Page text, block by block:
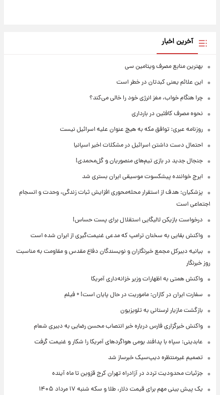
آخرین اخبار
بهترین منابع مصرف ویتامین سی
این علائم یعنی کبدتان در خطر است
چرا هنگام خواب، مغز انرژی خود را خالی می‌کند؟
نحوه مصرف کافئین در بارداری
روزنامه عبری: توافق مکه به هیچ عنوان علیه اسرائیل نیست
احتمال دست داشتن اسرائیل در مشکلات اخیر اسپانیا
جنجال جدید در بازی تیم‌های منصوریان و گل‌محمدی!
ایرج خواننده پیشکسوت موسیقی ایران بستری شد
پزشکیان: هدف از استقرار محله‌محوری افزایش ثبات زندگی، وحدت و انسجام
اجتماعی است
درخواست بازیکن لالیگایی استقلال برای پست حساس!
واکنش بقایی به سخنان ترامپ که مدعی غنیمت‌گیری از ایران شده است
بیانیه دبیرکل مجمع خبرنگاران و نویسندگان دفاع مقدس و مقاومت به مناسبت
روز خبرنگار
واکنش همتی به اظهارات وزیر خزانه‌داری آمریکا
سفارت ایران در کازان: ماموریت در حال پایان است! + فیلم
بازگشت مازیار لرستانی به تلویزیون
واکنش خبرگزاری فارس درباره خبر انتصاب محسن رضایی به دبیری شعام
عابدینی: سپاه با پدافند بومی هواگردهای آمریکا را شکار و غنیمت گرفت
تصمیم غیرمنتظره دیپ‌سیک خبرساز شد
جزئیات محدودیت تردد در آزادراه تهران کرج قزوین تا ماه آینده
یک پیش ‌بینی مهم برای قیمت دلار، طلا و سکه شنبه ۱۷ مرداد ۱۴۰۵